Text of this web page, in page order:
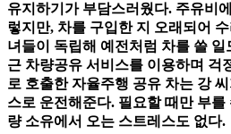
유지하기가 부담스러웠다. 주유비
렇지만, 차를 구입한 지 오래되어
녀들이 독립해 예전처럼 차를 쓸 일
근 차량공유 서비스를 이용하며 걱
로 호출한 자율주행 공유 차는 강
스로 운전해준다. 필요할 때만 부
량 소유에서 오는 스트레스도 없다.